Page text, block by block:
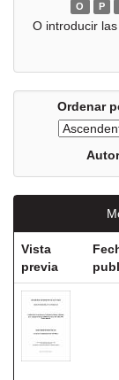
O
P
O introducir
Ordenar
Vista
previa